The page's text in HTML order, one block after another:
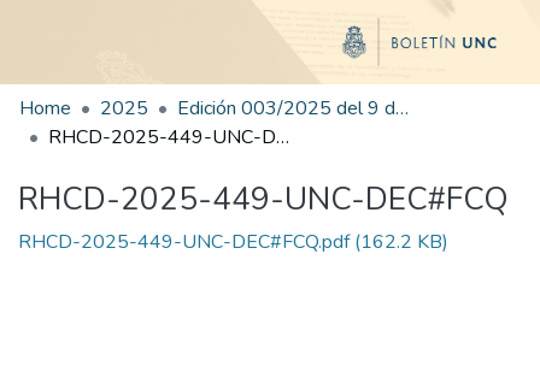
Home 2025
Edición 003/2025 del 9 de junio de 2025
RHCD-2025-449-UNC-DEC#FCQ
RHCD-2025-449-UNC-DEC#FCQ
RHCD-2025-449-UNC-DEC#FCQ.pdf(162.2 KB)